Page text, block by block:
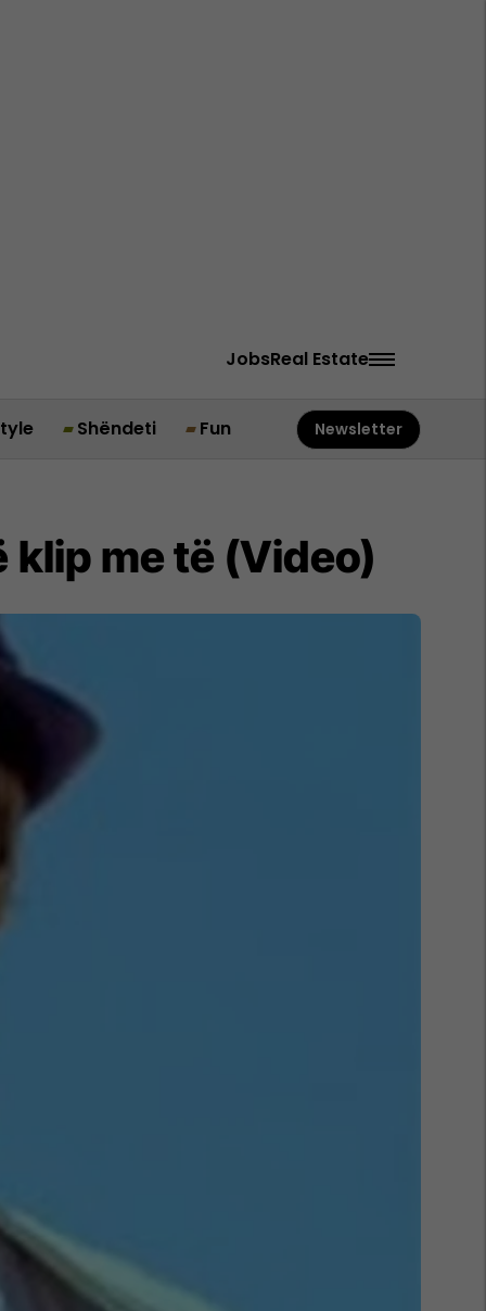
JobsReal Estate
Shëndeti Fun Newsletter
klip me të (Video)